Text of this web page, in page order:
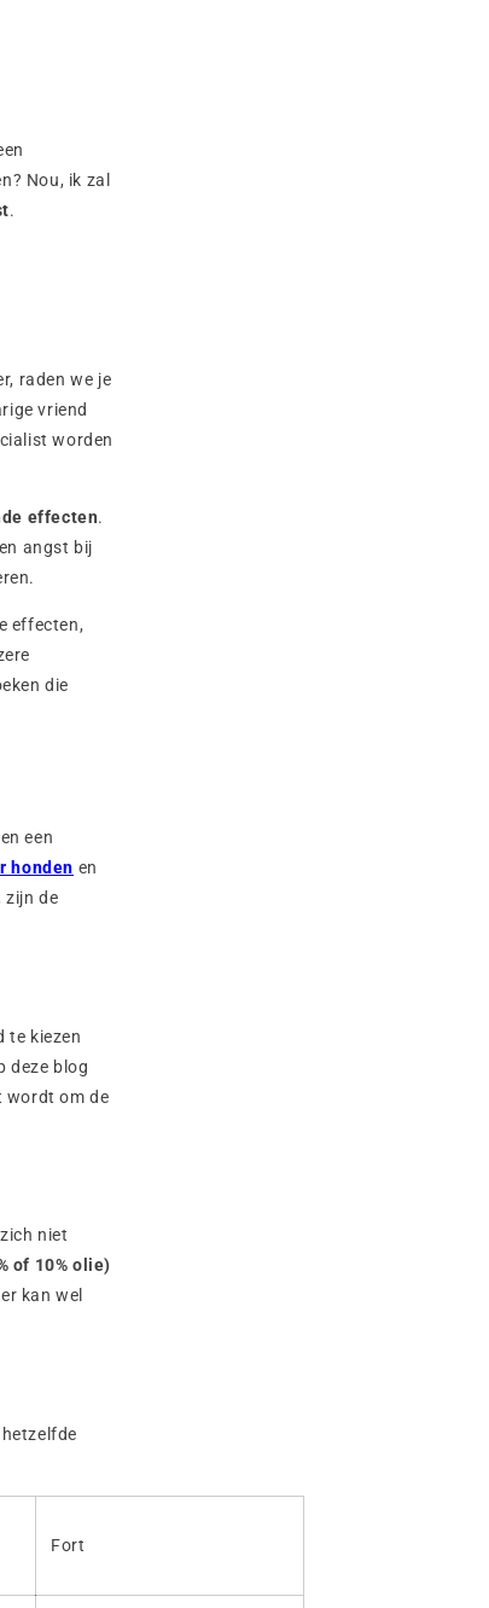
Nou, ik zal
.
raden we je
vriend
worden
effecten.
angst bij
effecten,
die
een
honden en
zijn de
te kiezen
deze blog
wordt om de
niet
of 10% olie)
kan wel
Fort